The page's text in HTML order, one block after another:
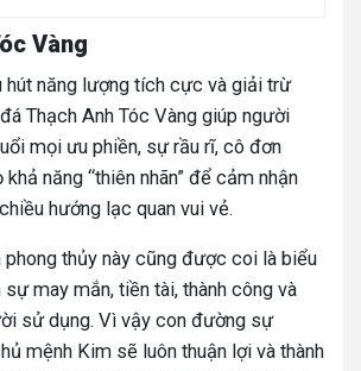
Vàng
hút năng lượng tích cực và giải trừ
Thạch Anh Tóc Vàng giúp người
mọi ưu phiền, sự rầu rĩ, cô đơn
năng “thiên nhãn” để cảm nhận
hướng lạc quan vui vẻ.
thủy này cũng được coi là biểu
may mắn, tiền tài, thành công và
sử dụng. Vì vậy con đường sự
mệnh Kim sẽ luôn thuận lợi và thành